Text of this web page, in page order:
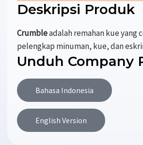
Deskripsi Produk
Crumbleadalah remahan kue yang
pelengkap minuman, kue, dan
Unduh Company
Bahasa Indonesia
English Version